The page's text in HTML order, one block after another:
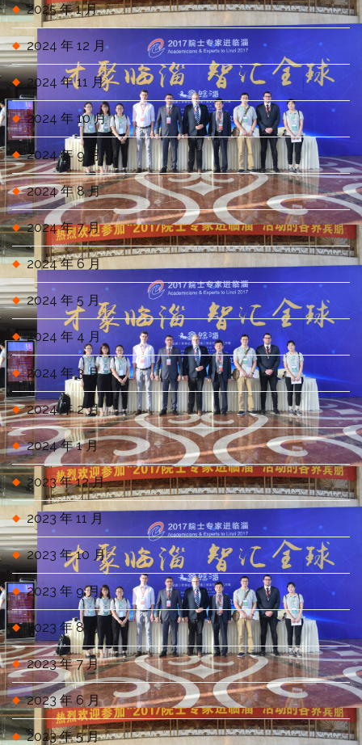
2025 年 1 月
2024 年 12 月
2024 年 11 月
2024 年 10 月
2024 年 9 月
2024 年 8 月
2024 年 7 月
2024 年 6 月
2024 年 5 月
2024 年 4 月
2024 年 3 月
2024 年 2 月
2024 年 1 月
2023 年 12 月
2023 年 11 月
2023 年 10 月
2023 年 9 月
2023 年 8 月
2023 年 7 月
2023 年 6 月
2023 年 5 月